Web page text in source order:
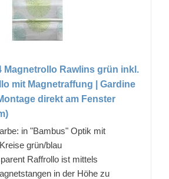
Magnetrollo Rawlins grün inkl.
mit Magnetraffung | Gardine
direkt am Fenster
in "Bambus" Optik mit
grün/blau
Raffrollo ist mittels
in der Höhe zu